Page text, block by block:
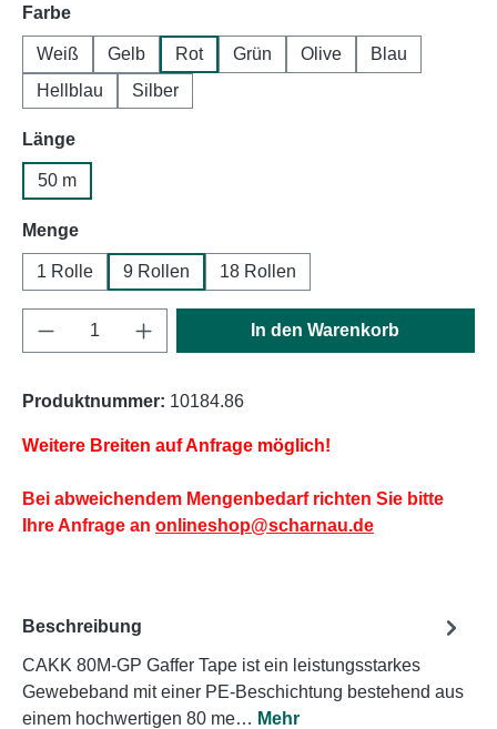
Farbeauswählen
Weiß Gelb Rot Grün Olive
Blau
Hellblau
Silber
Längeauswählen
50 m
Mengeauswählen
1 Rolle 9 Rollen 18 Rollen
Produkt Anzahl: Gib den gewünschten
In den Warenkorb
Produktnummer: 10184.86
Weitere Breiten auf Anfrage möglich!
Bei abweichendem Mengenbedarf richten Sie bitte
Ihre Anfrage an onlineshop@scharnau.de
Beschreibung
CAKK 80M-GP Gaffer Tape ist ein leistungsstarkes
Gewebeband mit einer PE-Beschichtung bestehend aus
einem hochwertigen 80 me… Mehr